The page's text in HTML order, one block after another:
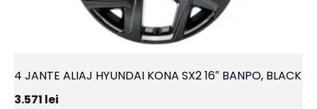
4 JANTE ALIAJ HYUNDAI KONA SX2 16″ BANPO, BLACK
3.571 lei